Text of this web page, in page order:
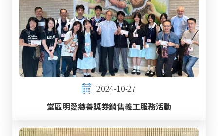
2024-10-27
堂區明愛慈善獎券銷售義工服務活動